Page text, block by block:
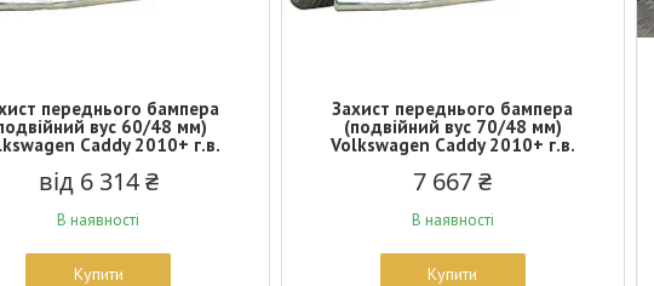
переднього бампера
вус 60/48 мм)
Caddy 2010+ г.в.
від 6 314 ₴
В наявності
Купити
Захист переднього бампера
(подвійний вус 70/48 мм)
Volkswagen Caddy 2010+ г.в.
7 667 ₴
В наявності
Купити